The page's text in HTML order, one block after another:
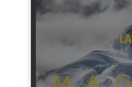
Nuit de la Glisse 2018